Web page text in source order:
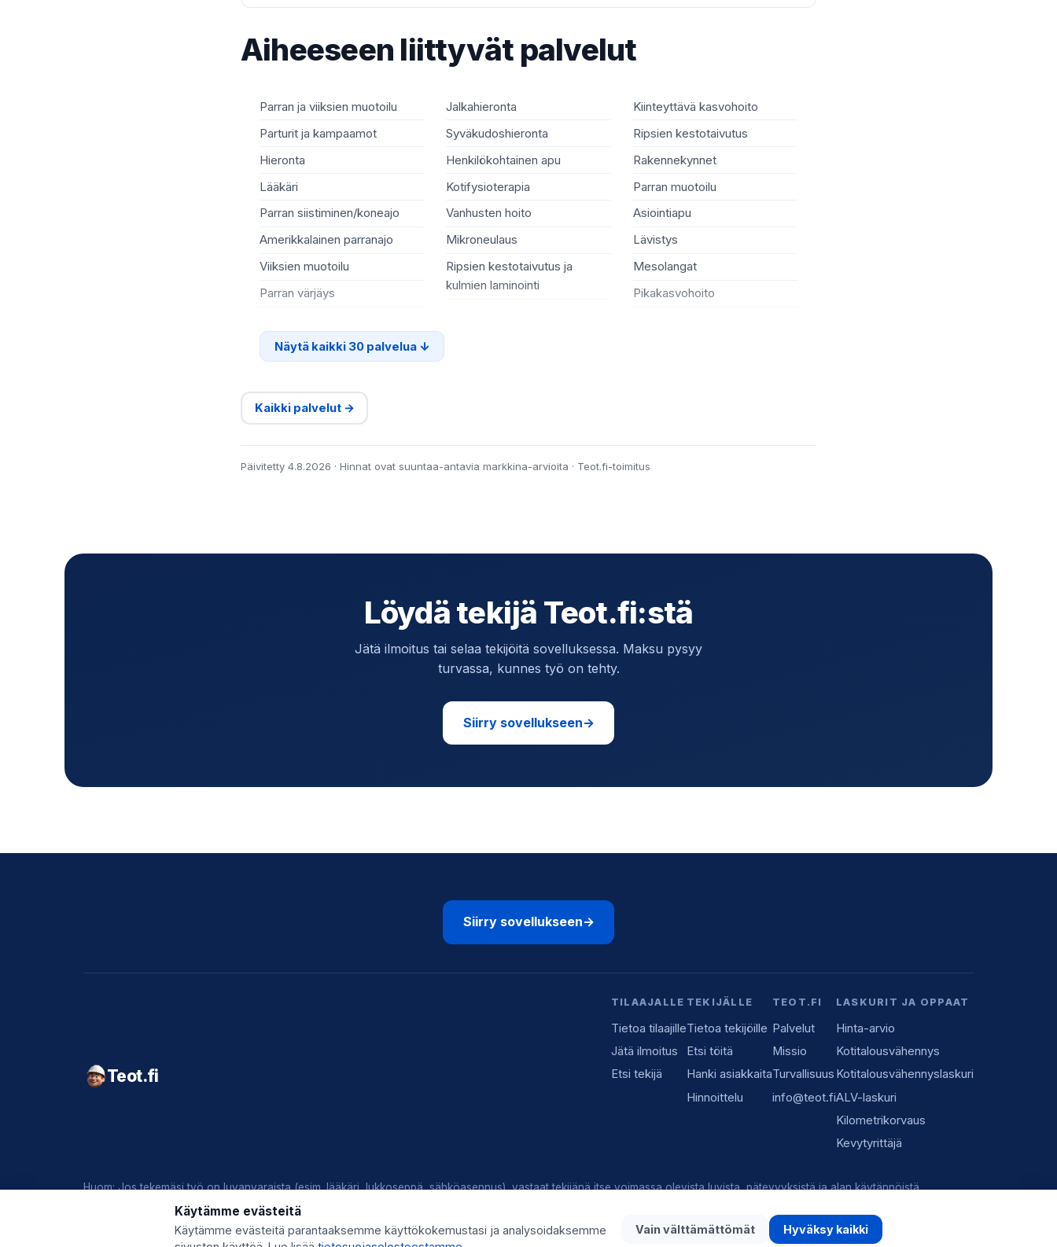
Aiheeseen liittyvät palvelut
Parran ja viiksien muotoilu
Parturit ja kampaamot
Hieronta
Lääkäri
Parran siistiminen/koneajo
Amerikkalainen parranajo
Viiksien muotoilu
Parran värjäys
Jalkahieronta
Syväkudoshieronta
Henkilökohtainen apu
Kotifysioterapia
Vanhusten hoito
Mikroneulaus
Ripsien kestotaivutus ja
kulmien laminointi
Kiinteyttävä kasvohoito
Ripsien kestotaivutus
Rakennekynnet
Parran muotoilu
Asiointiapu
Lävistys
Mesolangat
Pikakasvohoito
Näytä kaikki 30 palvelua
Kaikki palvelut →
Päivitetty 4.8.2026 · Hinnat ovat suuntaa-antavia markkina-arvioita · Teot.fi-toimitus
Löydä tekijä Teot.fi:stä
Jätä ilmoitus tai selaa tekijöitä sovelluksessa. Maksu pysyy
turvassa, kunnes työ on tehty.
Siirry sovellukseen→
Siirry sovellukseen→
Teot.fi
TILAAJALLE
Tietoa tilaajille
Jätä ilmoitus
Etsi tekijä
TEKIJÄLLE
Tietoa tekijöille
Etsi töitä
Hanki asiakkaita
Hinnoittelu
TEOT.FI
Palvelut
Missio
Turvallisuus
info@teot.fi
LASKURIT JA OPPAAT
Hinta-arvio
Kotitalousvähennys
Kotitalousvähennyslaskuri
ALV-laskuri
Kilometrikorvaus
Kevytyrittäjä
Huom: Jos tekemäsi työ on luvanvaraista (esim. lääkäri, lukkoseppä, sähköasennus), vastaat tekijänä itse voimassa olevista luvista, pätevyyksistä ja alan käytännöistä.
© 2026 Teot.fi (Giggo Oy) · Y-tunnus 3559746-8 · Kysy lisää:info@teot.fi
Käytämme evästeitä
Käytämme evästeitä parantaaksemme käyttökokemustasi ja analysoidaksemme
Vain välttämättömät Hyväksy kaikki